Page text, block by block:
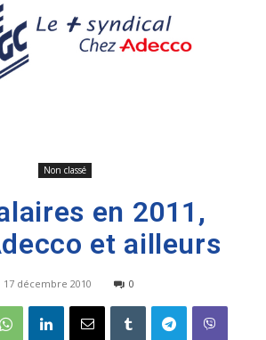
Non classé
en 2011,
et ailleurs
17 décembre 2010 0